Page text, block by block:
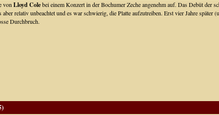
von Lloyd Colebei einem Konzert in der Bochumer Zeche angenehm auf. Das Debüt der
relativ unbeachtet und es war schwierig, die Platte aufzutreiben. Erst vier Jahre
Durchbruch.